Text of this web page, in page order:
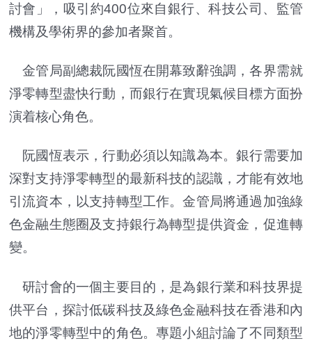
討會」，吸引約400位來自銀行、科技公司、監管
機構及學術界的參加者聚首。
金管局副總裁阮國恆在開幕致辭強調，各界需就
淨零轉型盡快行動，而銀行在實現氣候目標方面扮
演着核心角色。
阮國恆表示，行動必須以知識為本。銀行需要加
深對支持淨零轉型的最新科技的認識，才能有效地
引流資本，以支持轉型工作。金管局將通過加強綠
色金融生態圈及支持銀行為轉型提供資金，促進轉
變。
研討會的一個主要目的，是為銀行業和科技界提
供平台，探討低碳科技及綠色金融科技在香港和內
地的淨零轉型中的角色。專題小組討論了不同類型